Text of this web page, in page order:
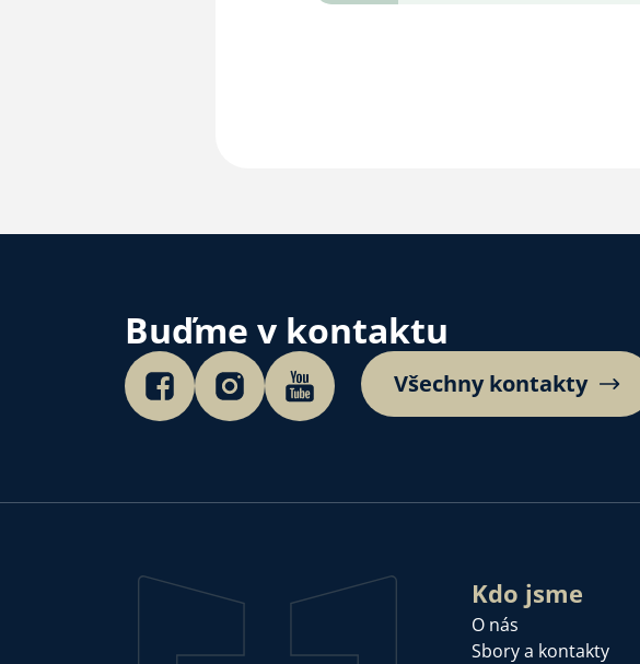
Buďme v kontaktu
Všechny kontakty
Kdo jsme
O nás
Sbory a kontakty